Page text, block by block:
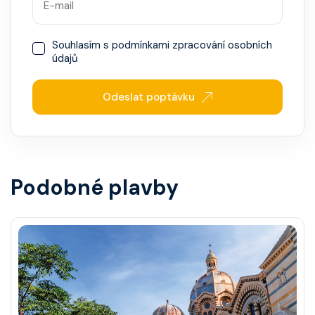
Souhlasím s podmínkami zpracování osobních
údajů
Odeslat poptávku
Podobné plavby